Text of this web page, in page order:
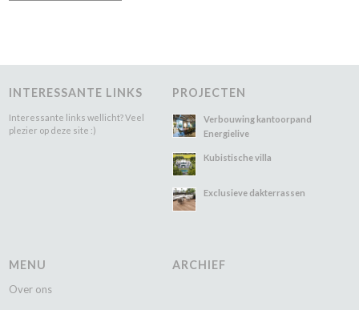
INTERESSANTE LINKS
Interessante links wellicht? Veel
plezier op deze site :)
PROJECTEN
Verbouwing kantoorpand
Energielive
Kubistische villa
Exclusieve dakterrassen
MENU
Over ons
ARCHIEF